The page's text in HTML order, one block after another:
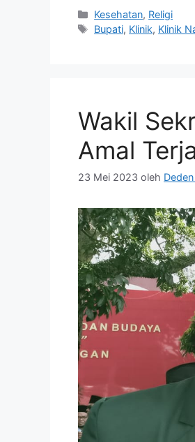
Kategori
Kesehatan, Religi
Tag
Bupati, Klinik, Klinik
Wakil
Amal
23 Mei 2023 oleh